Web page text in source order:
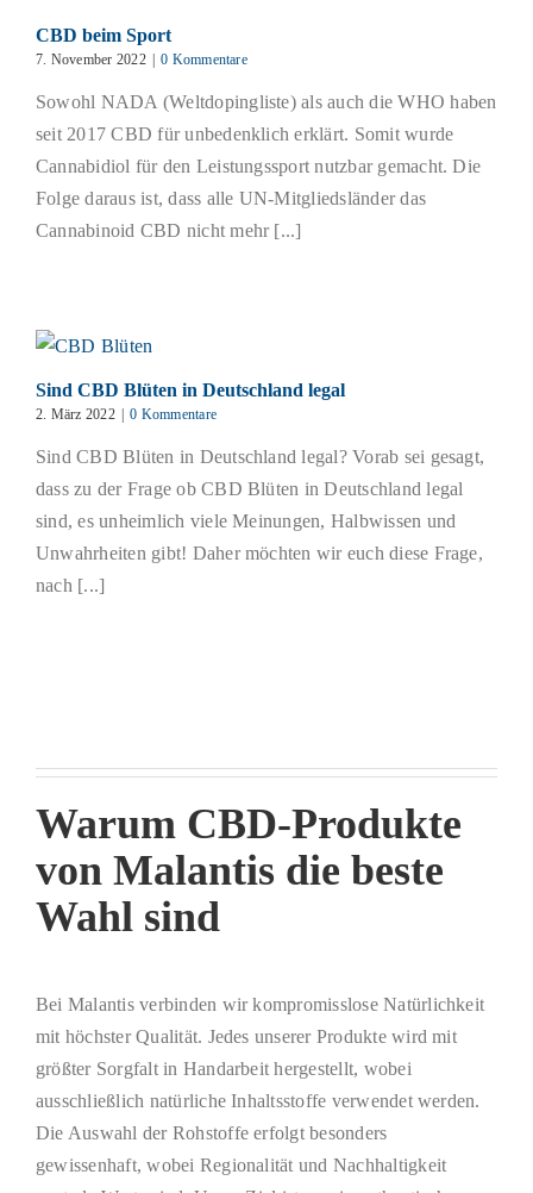
CBD beim Sport
7. November 2022 0 Kommentare
Sowohl NADA (Weltdopingliste) als auch die WHO haben
seit 2017 CBD für unbedenklich erklärt. Somit wurde
Cannabidiol für den Leistungssport nutzbar gemacht. Die
Folge daraus ist, dass alle UN-Mitgliedsländer das
Cannabinoid CBD nicht mehr [...]
Sind CBD Blüten in Deutschland legal
2. März 2022 0 Kommentare
Sind CBD Blüten in Deutschland legal? Vorab sei gesagt,
dass zu der Frage ob CBD Blüten in Deutschland legal
sind, es unheimlich viele Meinungen, Halbwissen und
Unwahrheiten gibt! Daher möchten wir euch diese Frage,
nach [...]
Warum CBD-Produkte
von Malantis die beste
Wahl sind
Bei Malantis verbinden wir kompromisslose Natürlichkeit
mit höchster Qualität. Jedes unserer Produkte wird mit
größter Sorgfalt in Handarbeit hergestellt, wobei
ausschließlich natürliche Inhaltsstoffe verwendet werden.
Die Auswahl der Rohstoffe erfolgt besonders
gewissenhaft, wobei Regionalität und Nachhaltigkeit